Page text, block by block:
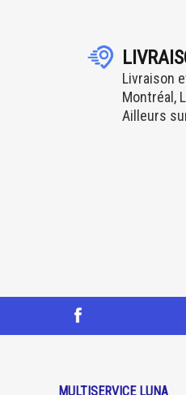
Livraison
Montréal,
Ailleurs
MULTISERVICE LUNA